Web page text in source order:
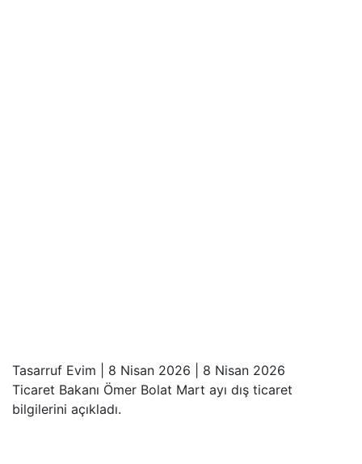
Tasarruf Evim 8 Nisan 2026
8 Nisan 2026
Ticaret Bakanı Ömer Bolat Mart ayı dış ticaret
bilgilerini açıkladı.